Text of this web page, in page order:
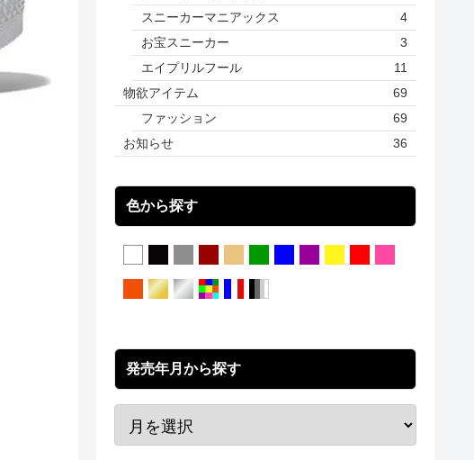
スニーカーマニアックス
4
お宝スニーカー
3
エイプリルフール
11
物欲アイテム
69
ファッション
69
お知らせ
36
色から探す
発売年月から探す